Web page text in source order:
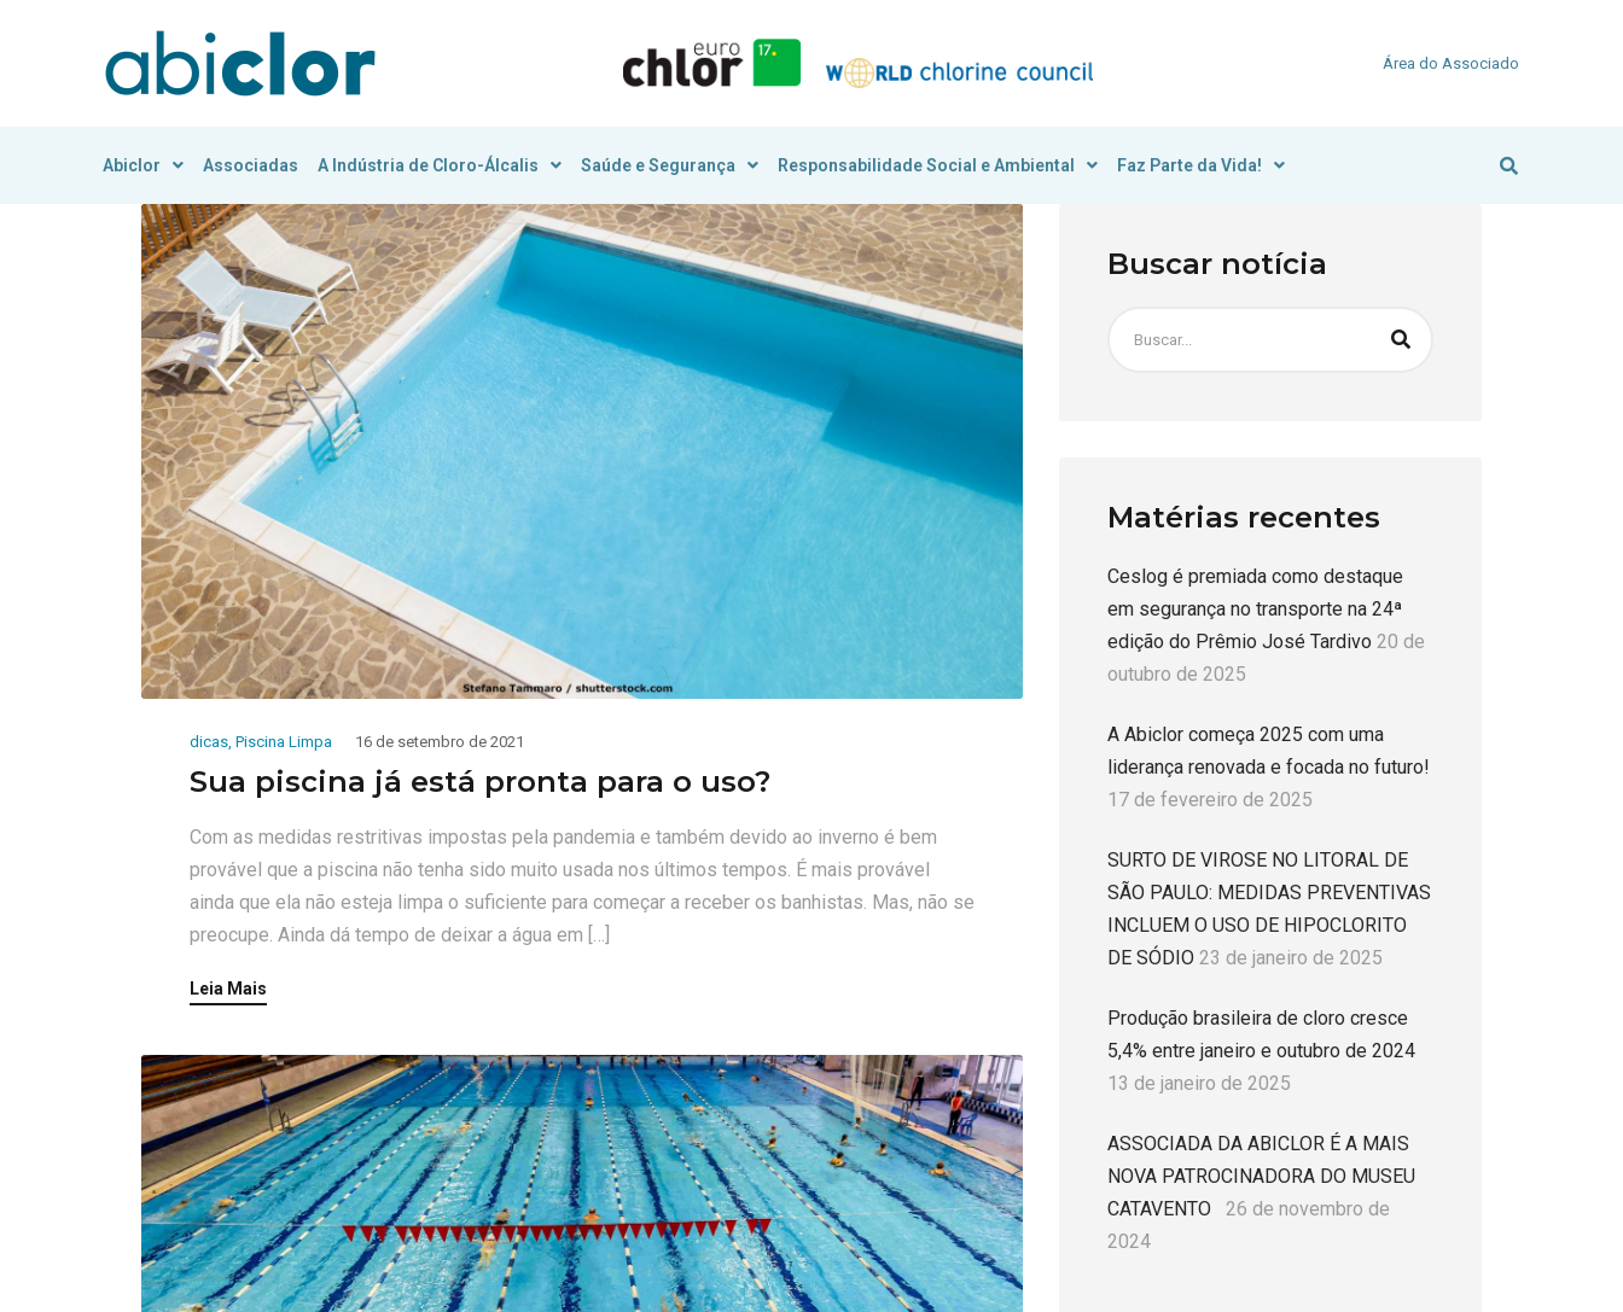
Área do Associado
Abiclor Associadas A Indústria de Cloro-Álcalis Saúde e Segurança Responsabilidade Social e Ambiental Faz Parte da Vida!
dicas, Piscina Limpa 16 de setembro de 2021
Sua piscina já está pronta para o uso?
Com as medidas restritivas impostas pela pandemia e também devido ao inverno é bem
provável que a piscina não tenha sido muito usada nos últimos tempos. É mais provável
ainda que ela não esteja limpa o suficiente para começar a receber os banhistas. Mas, não se
preocupe. Ainda dá tempo de deixar a água em […]
Leia Mais
Buscar notícia
Matérias recentes
Ceslog é premiada como destaque
em segurança no transporte na 24ª
edição do Prêmio José Tardivo 20 de
outubro de 2025
A Abiclor começa 2025 com uma
liderança renovada e focada no futuro!
17 de fevereiro de 2025
SURTO DE VIROSE NO LITORAL DE
SÃO PAULO: MEDIDAS PREVENTIVAS
INCLUEM O USO DE HIPOCLORITO
DE SÓDIO 23 de janeiro de 2025
Produção brasileira de cloro cresce
5,4% entre janeiro e outubro de 2024
13 de janeiro de 2025
ASSOCIADA DA ABICLOR É A MAIS
NOVA PATROCINADORA DO MUSEU
CATAVENTO
26 de novembro de
2024